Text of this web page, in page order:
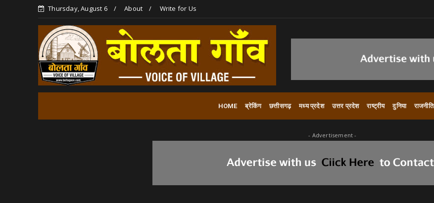
Thursday, August 6 About Write for Us
HOME ब्रेकिंग छत्तीसगढ़ मध्य प्रदेश उत्तर प्रदेश राष्ट्रीय दुनिया राजनीति
- Advertisement -